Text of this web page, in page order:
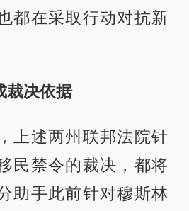
都在采取行动对抗新
裁决依据
上述两州联邦法院针
民禁令的裁决，都将
助手此前针对穆斯林